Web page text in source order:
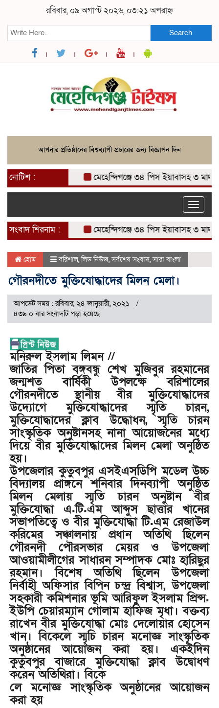
রবিবার, ০৯ অগাস্ট ২০২৬, ০৩:২১ অপরাহ্ন
Search
নোটিশ : মেহেন্দিগঞ্জে ৩৪ পিস ইয়াবাসহ ৩ মাদক
Toggle
সংবাদ শিরনাম :
মেহেন্দিগঞ্জে ৩৪ পিস ইয়াবাসহ ৩ মাদক
হোম বরিশাল,লিড নিউজ,সর্বশেষ সংবাদ,সারা বাংলা
গৌরনদীতে মুক্তিযোদ্ধাদের মিলন মেলা।
আপডেট সময় : রবিবার, ২৪ জানুয়ারী, ২০২১
৪৩৯ ০ বার সংবাদটি পড়া হয়েছে
মনিরুল ইসলাম লিমন //
জাতির পিতা বঙ্গবন্ধু শেখ মুজিবুর রহমানের
জন্মশত বার্ষিকী উপলক্ষে বরিশালের
গৌরনদীতে স্থানীয় বীর মুক্তিযোদ্ধাদের
উদ্যোগে মুক্তিযোদ্ধাদেরস্মৃতি চারন,
মুক্তিযোদ্ধাদেরক্লাব উদ্ধোধন, স্মৃতি চারন
সাংস্কৃতিক অনুষ্টানসহ নানা আয়োজনের মধ্যে
দিয়ে বীর মুক্তিযোদ্ধাদেরমিলন মেলা অনুষ্ঠিত
হয়।
উপজেলার কুতুবপুর এসইএসডিপি মডেল উচ্চ
বিদ্যালয় প্রাঙ্গনে শনিবার দিনব্যাপী অনুষ্ঠিত
মিলন মেলায় স্মৃতি চারন অনুষ্টান বীর
মুক্তিযোদ্ধা এ.টি.এম আব্দুস ছাত্তার খানের
সভাপতিত্বে ও বীর মুক্তিযোদ্ধা টি.এম রেজাউল
করিমের সঞ্চালনায় প্রধান অতিথি ছিলেন
গৌরনদী পৌরসভার মেয়র ও উপজেলা
আওয়ামীলীগের সাধারন সম্পাদক মোঃ হারিছুর
রহমান। বিশেষ অতিথি ছিলেন উপজেলা
নির্বাহী অফিসার বিপিন চন্দ্র বিশ্বাস, উপজেলা
সহকারী কমিশনার ভূমি আরিফুল ইসলাম প্রিন্স.
ইউপি চেয়ারম্যান গোলাম হাফিজ মৃধা। বক্তব্য
রাখেন বীর মুক্তিযোদ্ধা মোঃ দেলোয়ার হোসেন
খান। বিকেলে স্মৃচি চারন মনোজ্ঞ সাংস্কৃতিক
অনুষ্ঠানের আয়োজন করা হয়। একইদিন
কুতুবপুর বাজারে মুক্তিযোদ্ধা ক্লাব উদ্বোধণ
করেন অতিথিরা। বিকে
লে মনোজ্ঞ সাংস্কৃতিক অনুষ্ঠানের আয়োজন
করা হয়